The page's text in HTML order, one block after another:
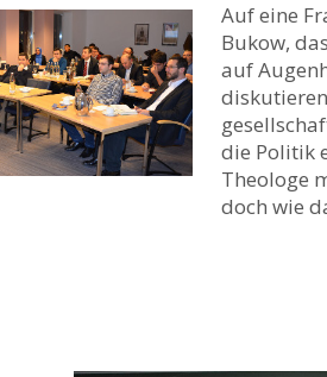
Auf eine
Bukow,
auf
die Politik
Theologe
doch wie